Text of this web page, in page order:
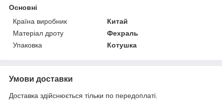
Основні
Країна виробник
Китай
Матеріал дроту
Фехраль
Упаковка
Котушка
Умови доставки
Доставка здійснюється тільки по передоплаті.